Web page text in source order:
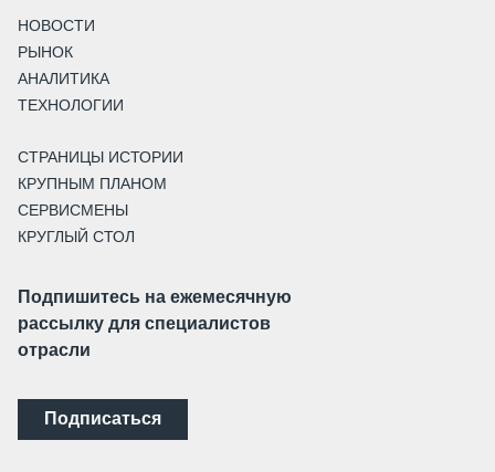
НОВОСТИ
РЫНОК
АНАЛИТИКА
ТЕХНОЛОГИИ
СТРАНИЦЫ ИСТОРИИ
КРУПНЫМ ПЛАНОМ
СЕРВИСМЕНЫ
КРУГЛЫЙ СТОЛ
Подпишитесь на ежемесячную
рассылку для специалистов
отрасли
Подписаться